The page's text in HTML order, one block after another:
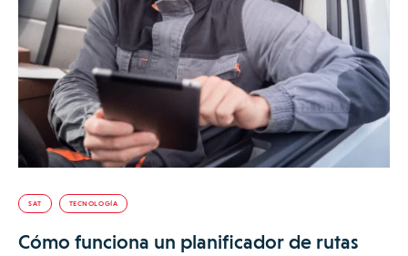
SAT TECNOLOGÍA
Cómo funciona un planificador de rutas